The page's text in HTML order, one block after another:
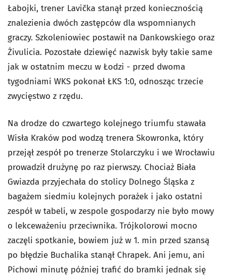
Łabojki, trener Lavička stanął przed koniecznością
znalezienia dwóch zastępców dla wspomnianych
graczy. Szkoleniowiec postawił na Dankowskiego oraz
Żivulicia. Pozostałe dziewięć nazwisk były takie same
jak w ostatnim meczu w Łodzi - przed dwoma
tygodniami WKS pokonał ŁKS 1:0, odnosząc trzecie
zwycięstwo z rzędu.
Na drodze do czwartego kolejnego triumfu stawała
Wisła Kraków pod wodzą trenera Skowronka, który
przejął zespół po trenerze Stolarczyku i we Wrocławiu
prowadził drużynę po raz pierwszy. Chociaż Biała
Gwiazda przyjechała do stolicy Dolnego Śląska z
bagażem siedmiu kolejnych porażek i jako ostatni
zespół w tabeli, w zespole gospodarzy nie było mowy
o lekceważeniu przeciwnika. Trójkolorowi mocno
zaczęli spotkanie, bowiem już w 1. min przed szansą
po błędzie Buchalika stanął Chrapek. Ani jemu, ani
Pichowi minutę później trafić do bramki jednak się